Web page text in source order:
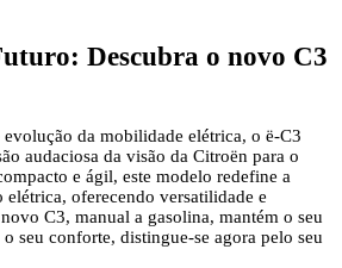
Descubra o novo C3
da mobilidade elétrica, o ë-C3
audaciosa da visão da Citroën para o
e ágil, este modelo redefine a
elétrica, oferecendo versatilidade e
C3, manual a gasolina, mantém o seu
seu conforte, distingue-se agora pelo seu